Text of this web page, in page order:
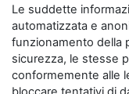
Le suddette
automatizzata e
funzionamento della
sicurezza, le stesse
conformemente alle